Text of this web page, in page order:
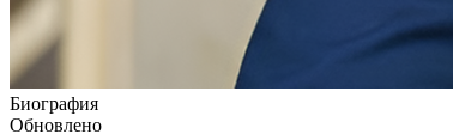
Биография
Обновлено